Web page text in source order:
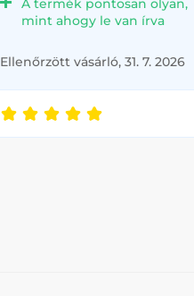
mint ahogy le van írva
Ellenőrzött vásárló, 31. 7. 2026